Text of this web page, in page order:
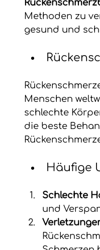
Methoden zu
gesund und
Menschen
schlechte
die beste
Häufige
Schlechte
und